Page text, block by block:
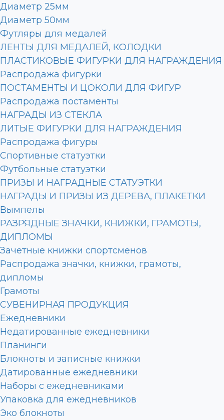
Диаметр 25мм
Диаметр 50мм
Футляры для медалей
ЛЕНТЫ ДЛЯ МЕДАЛЕЙ, КОЛОДКИ
ПЛАСТИКОВЫЕ ФИГУРКИ ДЛЯ НАГРАЖДЕНИЯ
Распродажа фигурки
ПОСТАМЕНТЫ И ЦОКОЛИ ДЛЯ ФИГУР
Распродажа постаменты
НАГРАДЫ ИЗ СТЕКЛА
ЛИТЫЕ ФИГУРКИ ДЛЯ НАГРАЖДЕНИЯ
Распродажа фигуры
Спортивные статуэтки
Футбольные статуэтки
ПРИЗЫ И НАГРАДНЫЕ СТАТУЭТКИ
НАГРАДЫ И ПРИЗЫ ИЗ ДЕРЕВА, ПЛАКЕТКИ
Вымпелы
РАЗРЯДНЫЕ ЗНАЧКИ, КНИЖКИ, ГРАМОТЫ,
ДИПЛОМЫ
Зачетные книжки спортсменов
Распродажа значки, книжки, грамоты,
дипломы
Грамоты
СУВЕНИРНАЯ ПРОДУКЦИЯ
Ежедневники
Недатированные ежедневники
Планинги
Блокноты и записные книжки
Датированные ежедневники
Наборы с ежедневниками
Упаковка для ежедневников
Эко блокноты